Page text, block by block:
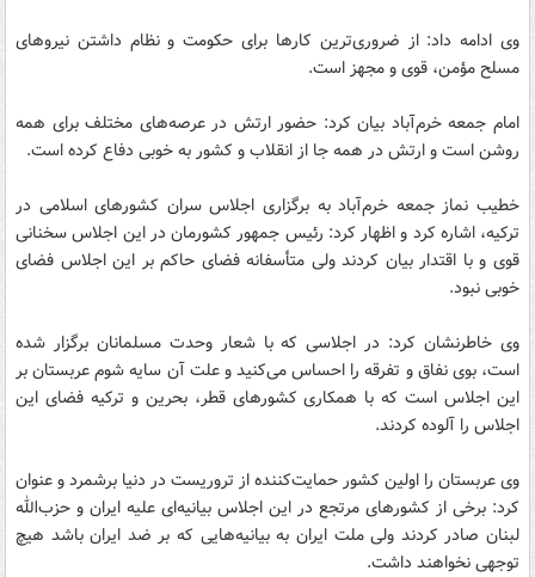
وی ادامه داد: از ضروری‌ترین کارها برای حکومت و نظام داشتن نیروهای
مسلح مؤمن، قوی و مجهز است.
امام جمعه خرم‌آباد بیان کرد: حضور ارتش در عرصه‌های مختلف برای همه
روشن است و ارتش در همه جا از انقلاب و کشور به خوبی دفاع کرده است.
خطیب نماز جمعه خرم‌آباد به برگزاری اجلاس سران کشورهای اسلامی در
ترکیه، اشاره کرد و اظهار کرد: رئیس جمهور کشورمان در این اجلاس سخنانی
قوی و با اقتدار بیان کردند ولی متأسفانه فضای حاکم بر این اجلاس فضای
خوبی نبود.
وی خاطرنشان کرد: در اجلاسی که با شعار وحدت مسلمانان برگزار شده
است، بوی نفاق و تفرقه را احساس می‌کنید و علت آن سایه شوم عربستان بر
این اجلاس است که با همکاری کشورهای قطر، بحرین و ترکیه فضای این
اجلاس را آلوده کردند.
وی عربستان را اولین کشور حمایت‌کننده از تروریست در دنیا برشمرد و عنوان
کرد: برخی از کشورهای مرتجع در این اجلاس بیانیه‌ای علیه ایران و حزب‌الله
لبنان صادر کردند ولی ملت ایران به بیانیه‌هایی که بر ضد ایران باشد هیچ
توجهی نخواهند داشت.